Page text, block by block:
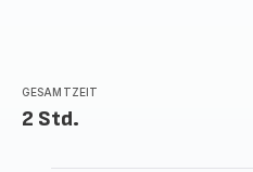
GESAMTZEIT
2 Std.